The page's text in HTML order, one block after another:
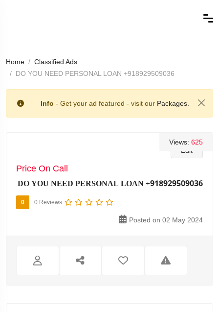
Home
Classified Ads
DO YOU NEED PERSONAL LOAN +918929509036
Info - Get your ad featured - visit our Packages.
Edit
Views: 625
Price On Call
DO YOU NEED PERSONAL LOAN +918929509036
0 0 Reviews
Posted on 02 May 2024